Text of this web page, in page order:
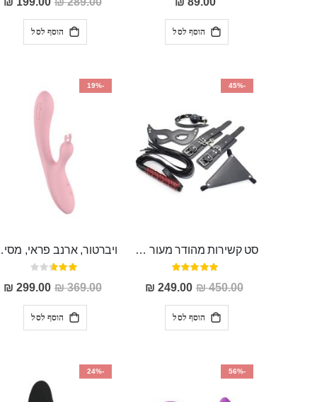
הוסף לסל
מבצע
הוסף לסל
-45%
סט קשירות מהודר מעור המכיל 5 חלקים "Ariki"
דירוג:
450.00 ₪
מחיר
מבצע
249.00 ₪
הוסף לסל
-19%
ויברטור,
דירוג:
369.00 ₪
מחיר
מבצע
299.00 ₪
הוסף לסל
-56%
-24%